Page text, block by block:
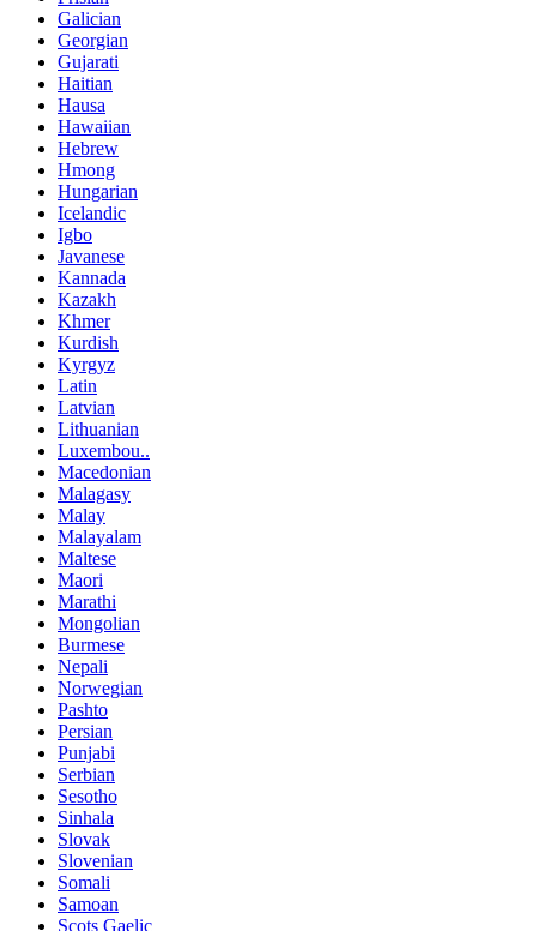
Galician
Georgian
Gujarati
Haitian
Hausa
Hawaiian
Hebrew
Hmong
Hungarian
Icelandic
Igbo
Javanese
Kannada
Kazakh
Khmer
Kurdish
Kyrgyz
Latin
Latvian
Lithuanian
Luxembou..
Macedonian
Malagasy
Malay
Malayalam
Maltese
Maori
Marathi
Mongolian
Burmese
Nepali
Norwegian
Pashto
Persian
Punjabi
Serbian
Sesotho
Sinhala
Slovak
Slovenian
Somali
Samoan
Scots Gaelic